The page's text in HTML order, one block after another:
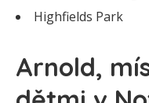
Highfields Park
Arnold,